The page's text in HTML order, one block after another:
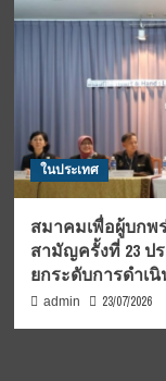
ในประเทศ
สมาคมเพื่อผู้บกพ
สามัญครั้งที่ 23 ป
ยกระดับการดำเ
admin 23/07/2026